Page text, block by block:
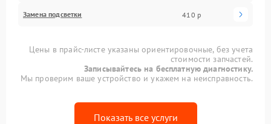
Замена подсветки 410 р
Цены в прайс-листе указаны ориентировочные, без учета
стоимости запчастей.
Записывайтесь на бесплатную диагностику.
Мы проверим ваше устройство и укажем на неисправность.
Показать все услуги